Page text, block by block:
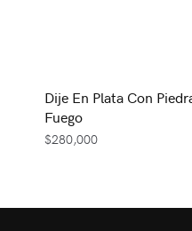
Dije En Plata Con
Fuego
$280,000